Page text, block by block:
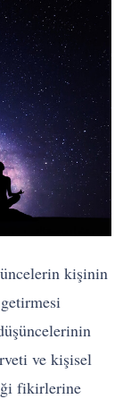
kişinin
ve kişisel
fikirlerine